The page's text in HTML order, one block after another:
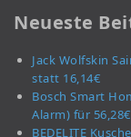
Neueste
Jack Wolfskin
statt 16,14€
Bosch Smart
Alarm) für
BEDELITE